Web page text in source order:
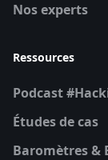
Nos experts
Ressources
Podcast
Études de cas
Baromètres &